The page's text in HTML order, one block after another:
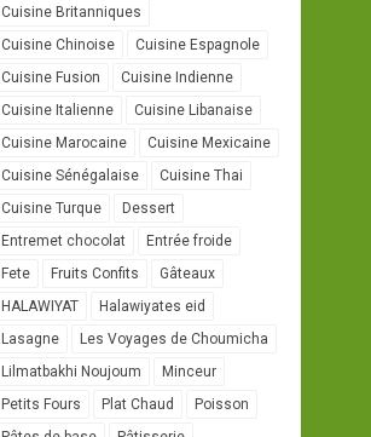
Cuisine Britanniques
Cuisine Chinoise
Cuisine Espagnole
Cuisine Fusion
Cuisine Indienne
Cuisine Italienne
Cuisine Libanaise
Cuisine Marocaine
Cuisine Mexicaine
Cuisine Sénégalaise
Cuisine Thai
Cuisine Turque
Dessert
Entremet chocolat
Entrée froide
Fete
Fruits Confits
Gâteaux
HALAWIYAT
Halawiyates eid
Lasagne
Les Voyages de Choumicha
Lilmatbakhi Noujoum
Minceur
Petits Fours
Plat Chaud
Poisson